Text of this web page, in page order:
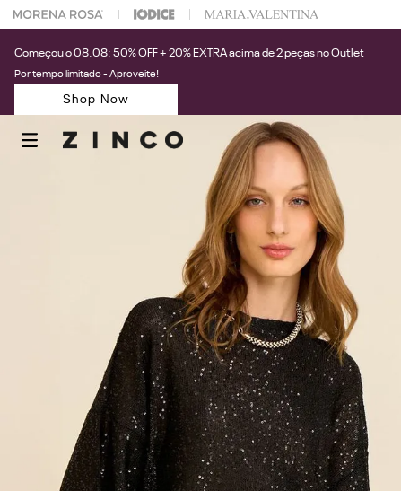
na sua 1° compra usando o cupom: PRIMEIRAZIN
Começou o 08.08: 50% OFF + 20% EXTRA acima de 2 peças no Outlet
Por tempo limitado - Aproveite!
Shop Now